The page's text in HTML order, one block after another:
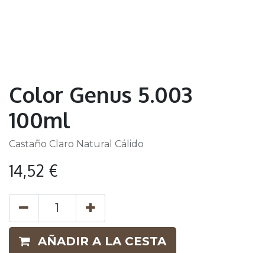
Color Genus 5.003
100ml
Castaño Claro Natural Cálido
14,52 €
AÑADIR A LA CESTA